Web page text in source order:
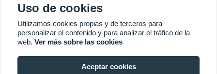
COLPOSCOPIO
MÁS PRODUCTOS
Copyright® 2018 Kernel Medical Equipment Co.,LTD. Dirección
electrónico: may@kernelmed.com
Uso de cookies
Utilizamos cookies propias y de terceros para
personalizar el contenido y para analizar el tráfico de la
web. Ver más sobre las cookies
Aceptar cookies